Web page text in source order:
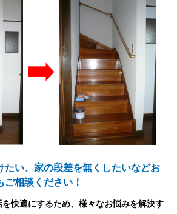
たい、家の段差を無くしたいなどお
相談ください！
快適にするため、様々なお悩みを解決す